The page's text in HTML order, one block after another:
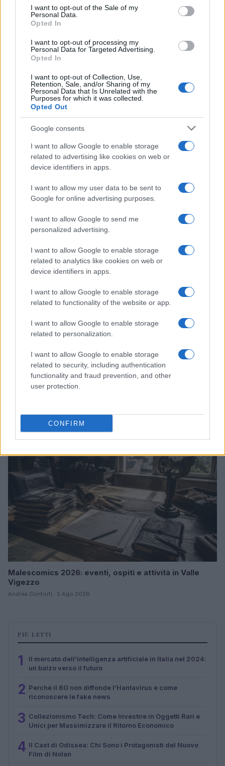
consent section.
I want to opt-out of the Sale of my
Personal Data.
Opted In
I want to opt-out of processing my
Personal Data for Targeted Advertising.
Opted In
I want to opt-out of Collection, Use,
Retention, Sale, and/or Sharing of my
Personal Data that Is Unrelated with the
Purposes for which it was collected.
Opted Out
Google consents
I want to allow Google to enable storage
related to advertising like cookies on web or
device identifiers in apps.
I want to allow my user data to be sent to
Google for online advertising purposes.
I want to allow Google to send me
personalized advertising.
I want to allow Google to enable storage
related to analytics like cookies on web or
device identifiers in apps.
I want to allow Google to enable storage
related to functionality of the website or app.
I want to allow Google to enable storage
related to personalization.
I want to allow Google to enable storage
related to security, including authentication
functionality and fraud prevention, and other
user protection.
CONFIRM
Continua a leggere
Pieve Comics 2026: tutto ciò che devi sapere
sull’evento nerd di Perugia
Andrea Conforti · 6 Ago 2026
NERD NEWS
Boom del settore tech italiano: 652 milioni in venture
NERD NEWS
Malescomics 2026: eventi, ospiti e attività in Valle
Vigezzo
Andrea Conforti · 5 Ago 2026
PIÙ LETTI
1
Il mercato dell’intelligenza artificiale in Italia nel 2024:
un balzo verso il futuro
2 Perché il 6G non diffonde l’Hantavirus e come
riconoscere le fake news
3 Collezionismo Tech: Come Investire in Oggetti Rari e
Unici per Massimizzare il Ritorno Economico
4 Il Cast di Odissea: Chi Sono i Protagonisti del Nuovo
Film di Nolan